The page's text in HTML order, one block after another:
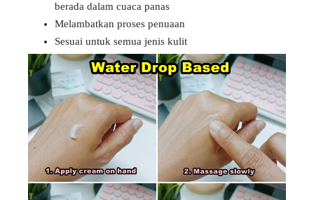
berada dalam cuaca panas
Melambatkan proses penuaan
Sesuai untuk semua jenis kulit